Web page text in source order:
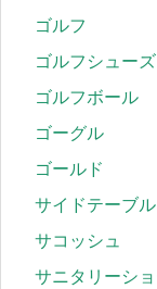
ゴルフ
ゴルフシューズ
ゴルフボール
ゴーグル
ゴールド
サイドテーブル
サコッシュ
サニタリーシ